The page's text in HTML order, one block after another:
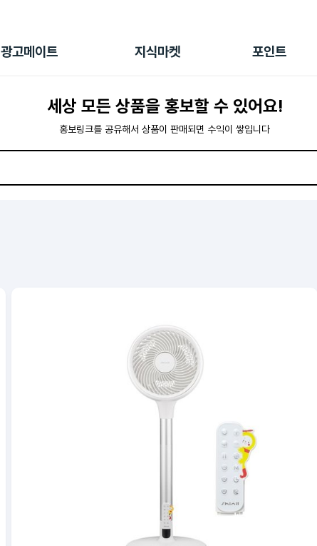
광고메이트 지식마켓 포인트
광고리포트
출석 룰렛
후원
이용내역
세상 모든 상품을 홍보할 수 있어요!
홍보링크를 공유해서 상품이 판매되면 수익이 쌓입니다